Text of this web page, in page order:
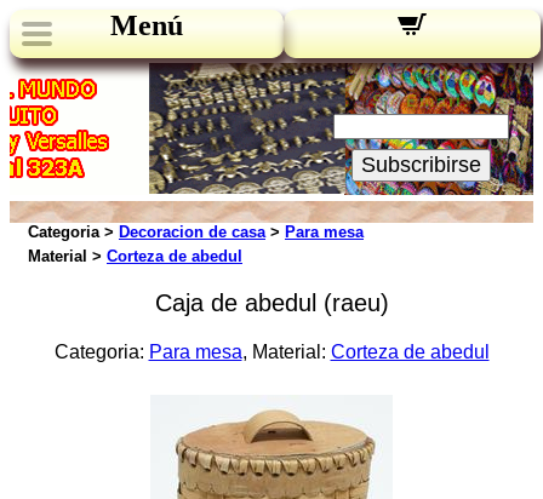
Menú
Novedades:
Su Email:
Subscribirse
Categoria > Decoracion de casa> Para mesa
Material > Corteza de abedul
Caja de abedul (raeu)
Categoria: Para mesa, Material: Corteza de abedul